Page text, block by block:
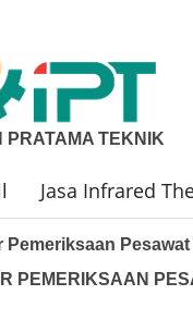
PRATAMA TEKNIK
Jasa Infrared
Pemeriksaan
PEMERIKSAAN